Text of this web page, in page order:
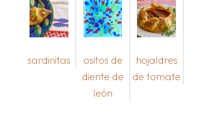
sardinitas
ositos de
diente de
león
hojaldres
de tomate